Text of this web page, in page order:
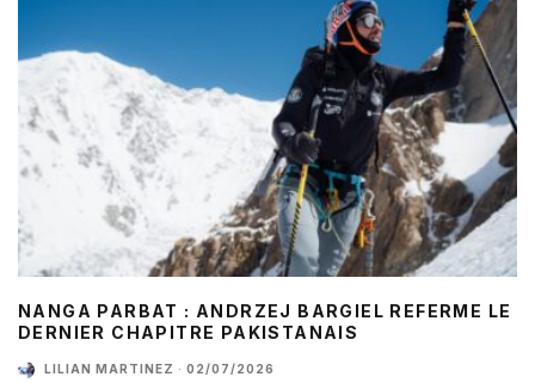
NANGA PARBAT : ANDRZEJ BARGIEL REFERME LE
DERNIER CHAPITRE PAKISTANAIS
LILIAN MARTINEZ · 02/07/2026